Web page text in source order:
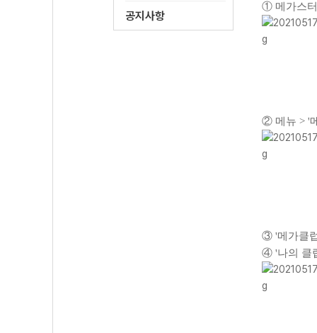
공지사항
① 메가스터
② 메뉴 > '
③ '메가클
④ '나의 클